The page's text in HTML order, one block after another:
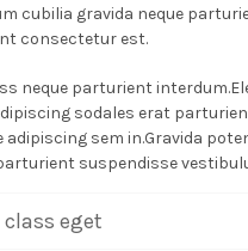
cubilia gravida neque
consectetur est.
neque parturient
sodales erat
sem in.Gravida
suspendisse
eget